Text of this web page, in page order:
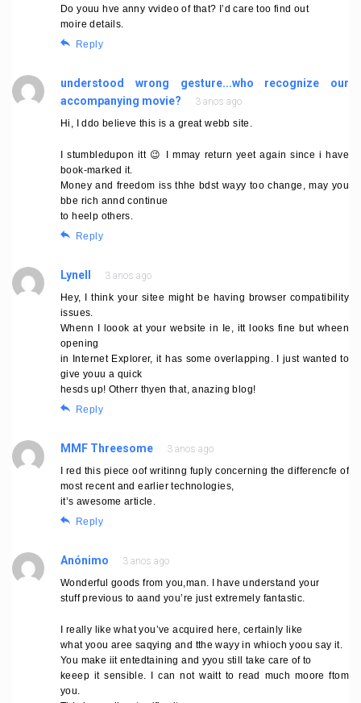
Do youu hve anny vvideo of that? I’d care too find out
moire details.
Reply
understood wrong gesture...who recognize our
accompanying movie?
3 anos ago
Hi, I ddo believe this is a great webb site.
I stumbledupon itt 😉 I mmay return yeet again since i have
book-marked it.
Money and freedom iss thhe bdst wayy too change, may you
bbe rich annd continue
to heelp others.
Reply
Lynell
3 anos ago
Hey, I think your sitee might be having browser compatibility
issues.
Whenn I loook at your website in Ie, itt looks fine but wheen
opening
in Internet Explorer, it has some overlapping. I just wanted to
give youu a quick
hesds up! Otherr thyen that, anazing blog!
Reply
MMF Threesome
3 anos ago
I red this piece oof writinng fuply concerning the differencfe of
most recent and earlier technologies,
it’s awesome article.
Reply
Anónimo
3 anos ago
Wonderful goods from you,man. I have understand your
stuff previous to aand you’re just extremely fantastic.
I really like what you’ve acquired here, certainly like
what yoou aree saqying and tthe wayy in whioch yoou say it.
You make iit entedtaining and yyou still take care of to
keeep it sensible. I can not waitt to read much moore ftom
you.